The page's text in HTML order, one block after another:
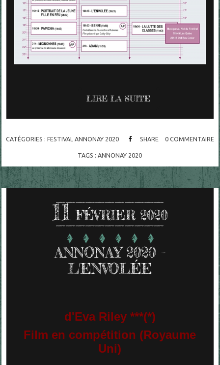
LIRE LA SUITE
CATÉGORIES : FESTIVAL ANNONAY 2020 SHARE 0 COMMENTAIRE
TAGS : ANNONAY 2020
11 FÉVRIER 2020
ANNONAY 2020 -
L'ENVOLÉE
d'Eva Riley ***(*)
Film en compétition (Royaume
Uni)